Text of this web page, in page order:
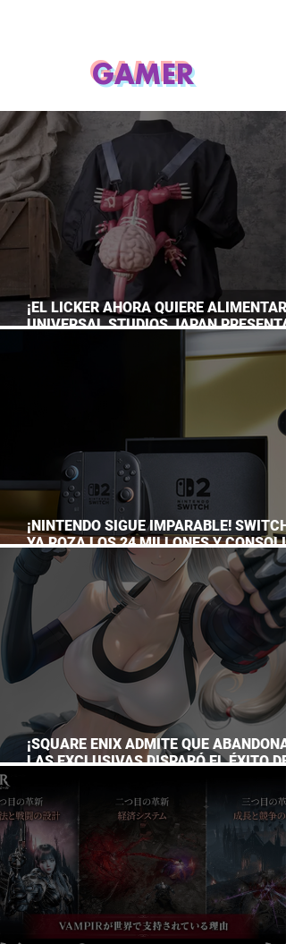
GAMER
¡EL LICKER AHORA QUIERE
UNIVERSAL STUDIOS JAPAN PRESENTA
SU TERRORÍFICA COLECCIÓN DE
¡NINTENDO SIGUE IMPARABLE! SWITCH
YA ROZA LOS 24 MILLONES Y
EL DOMINIO DE LA GRAN N
¡SQUARE ENIX ADMITE QUE
LAS EXCLUSIVAS DISPARÓ EL ÉXITO DE